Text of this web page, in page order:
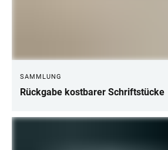
SAMMLUNG
Rückgabe kostbarer Schriftstücke